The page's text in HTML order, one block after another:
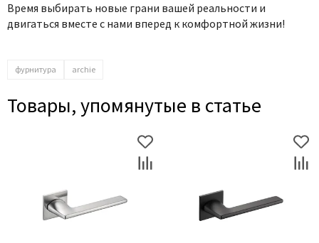
Время выбирать новые грани вашей реальности и
двигаться вместе с нами вперед к комфортной жизни!
фурнитура archie
Товары, упомянутые в статье